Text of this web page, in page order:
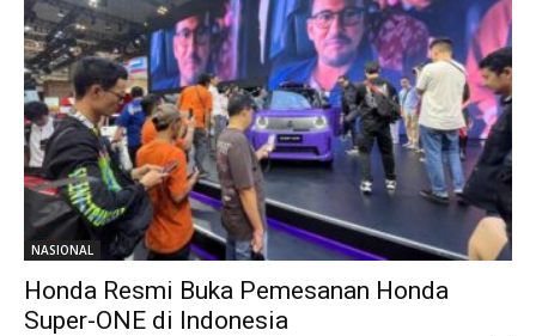
NASIONAL
Honda Resmi Buka Pemesanan Honda
Super-ONE di Indonesia